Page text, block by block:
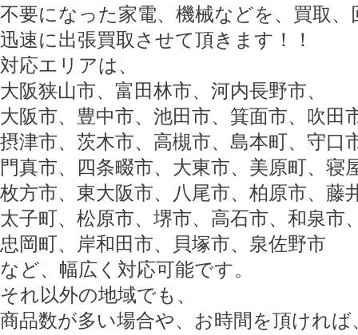
不要になった家電、機械などを、買取
迅速に出張買取させて頂きます！！
対応エリアは、
大阪狭山市、富田林市、河内長野市、
大阪市、豊中市、池田市、箕面市、吹田
摂津市、茨木市、高槻市、島本町、守口
門真市、四条畷市、大東市、美原町、寝
枚方市、東大阪市、八尾市、柏原市、藤
太子町、松原市、堺市、高石市、和泉市
忠岡町、岸和田市、貝塚市、泉佐野市
など、幅広く対応可能です。
それ以外の地域でも、
商品数が多い場合や、お時間を頂ければ